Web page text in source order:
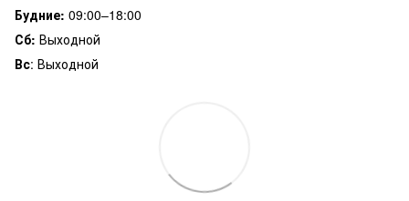
Будние: 09:00–18:00
Сб: Выходной
Вс: Выходной